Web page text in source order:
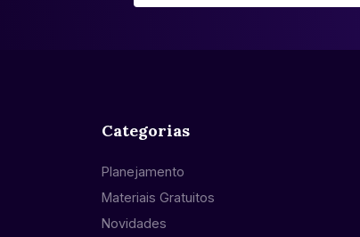
Categorias
Planejamento
Materiais Gratuitos
Novidades